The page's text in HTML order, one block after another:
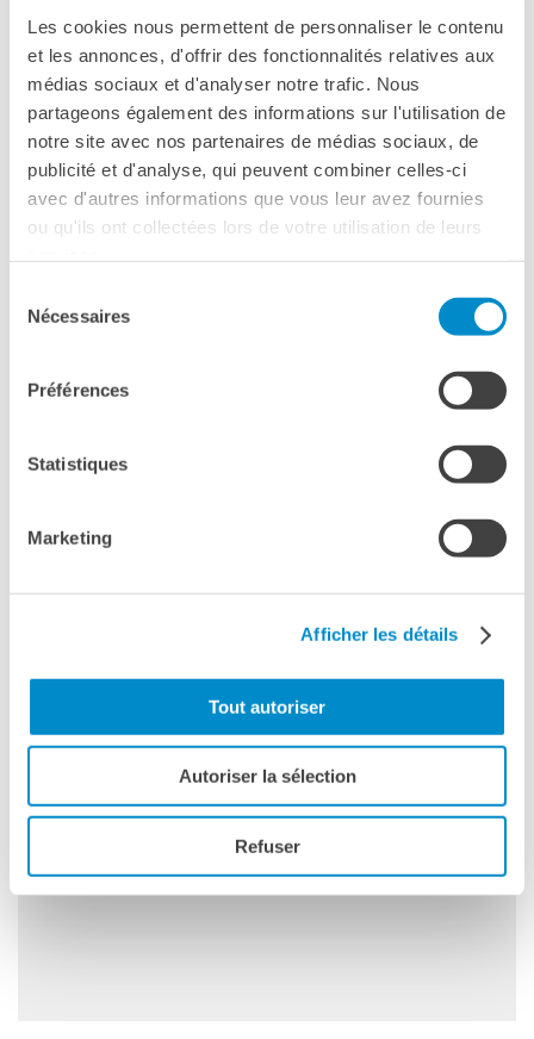
Les cookies nous permettent de personnaliser le contenu
et les annonces, d'offrir des fonctionnalités relatives aux
médias sociaux et d'analyser notre trafic. Nous
partageons également des informations sur l'utilisation de
notre site avec nos partenaires de médias sociaux, de
publicité et d'analyse, qui peuvent combiner celles-ci
avec d'autres informations que vous leur avez fournies
ou qu'ils ont collectées lors de votre utilisation de leurs
Nécessaires
Préférences
Statistiques
Marketing
Afficher les détails
Tout autoriser
Autoriser la sélection
Refuser
Ritrovate la serata nel servizio
di RaiNews24
Pleaseaccept marketing-cookiesto watch this video.